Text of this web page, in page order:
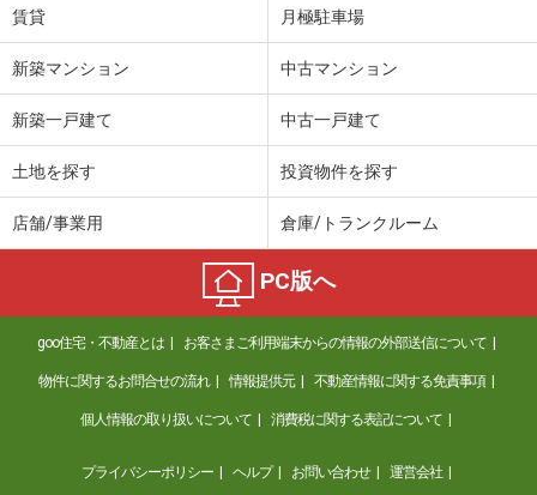
沖縄県沖縄市園田２
8.90万円
9.40万円
住 所
沖縄県沖縄市高原２
専有面積 55.99m²
間取り
3SDK
沖縄県沖縄市松本３
価 格
6.90万円
賃貸 月極駐車場
新築マンション 中古マンション
新築一戸建て 中古一戸建て
土地を探す 投資物件を探す
店舗/事業用 倉庫/トランクルーム
PC版へ
goo住宅・不動産とは お客さまご利用端末からの情報の外部送信について
物件に関するお問合せの流れ 情報提供元 不動産情報に関する免責事項
個人情報の取り扱いについて 消費税に関する表記について
プライバシーポリシー ヘルプ お問い合わせ 運営会社